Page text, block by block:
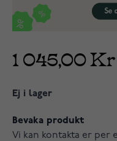
1 045,00 Kr
Ej i lager
Bevaka produkt
Vi kan kontakta er per